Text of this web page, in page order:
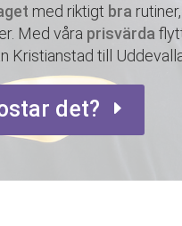
med riktigt bra rutiner,
Med våra prisvärda
Kristianstad till
det?